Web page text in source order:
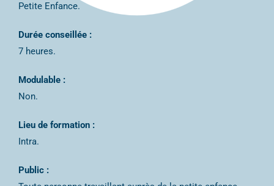
Petite Enfance.
Durée conseillée :
7 heures.
Modulable :
Non.
Lieu de formation :
Intra.
Public :